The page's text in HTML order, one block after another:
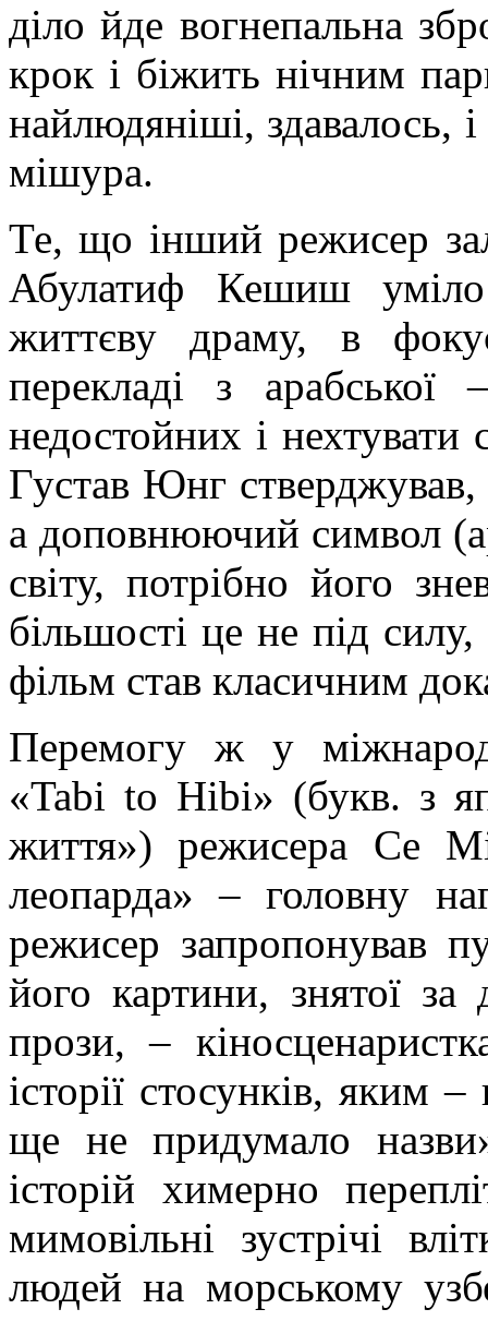
діло йде вогнепальна
крок і біжить нічним
найлюдяніші, здавалось,
мішура.
Те, що інший режисер
Абулатиф
Кешиш
життєву драму, в
перекладі з
недостойних і
Густав Юнг
а доповнюючий символ
світу, потрібно його
більшості це не під
фільм став класичним
Перемогу ж у
«Tabi to Hibi» (букв. з
життя») режисера Се
леопарда» – головну
режисер запропонував
його картини, знятої за
прози, –
історії стосунків, яким
ще не придумало
історій химерно
мимовільні зустрічі
людей на морському